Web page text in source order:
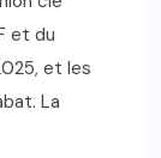
et du
et les
La